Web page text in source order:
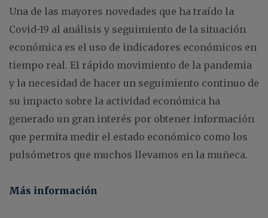
Una de las mayores novedades que ha traído la
Covid-19 al análisis y seguimiento de la situación
económica es el uso de indicadores económicos en
tiempo real. El rápido movimiento de la pandemia
y la necesidad de hacer un seguimiento continuo de
su impacto sobre la actividad económica ha
generado un gran interés por obtener información
que permita medir el estado económico como los
pulsómetros que muchos llevamos en la muñeca.
Más información